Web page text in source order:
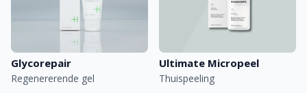
Glycorepair
Regenererende gel
Ultimate Micropeel
Thuispeeling